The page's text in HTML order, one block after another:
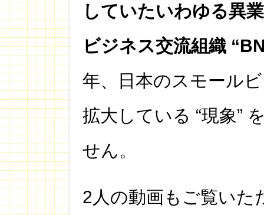
していたいわゆる異
ビジネス交流組織
年、日本のスモール
拡大している “現象”
せん。
2人の動画もご覧いた